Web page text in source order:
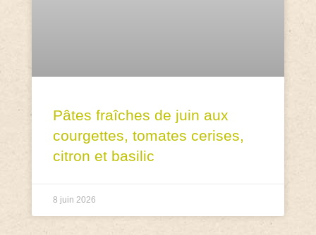
Pâtes fraîches de juin aux
courgettes, tomates cerises,
citron et basilic
8 juin 2026